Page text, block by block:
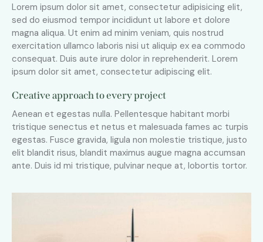
Lorem ipsum dolor sit amet, consectetur adipisicing elit,
sed do eiusmod tempor incididunt ut labore et dolore
magna aliqua. Ut enim ad minim veniam, quis nostrud
exercitation ullamco laboris nisi ut aliquip ex ea commodo
consequat. Duis aute irure dolor in reprehenderit. Lorem
ipsum dolor sit amet, consectetur adipiscing elit.
Creative approach to every project
Aenean et egestas nulla. Pellentesque habitant morbi
tristique senectus et netus et malesuada fames ac turpis
egestas. Fusce gravida, ligula non molestie tristique, justo
elit blandit risus, blandit maximus augue magna accumsan
ante. Duis id mi tristique, pulvinar neque at, lobortis tortor.